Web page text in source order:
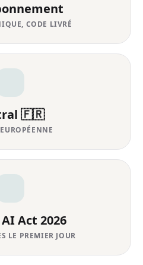
CODE LIVRÉ
🇫🇷
AI Act 2026
LE PREMIER JOUR